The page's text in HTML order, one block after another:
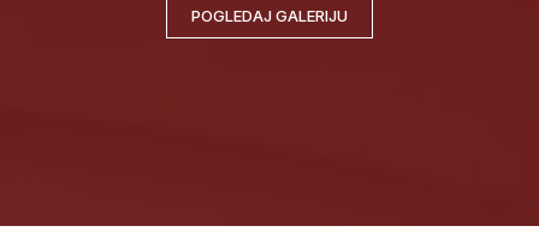
POGLEDAJ GALERIJU